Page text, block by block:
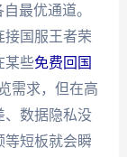
最优通道。
接国服王者荣
某些免费回国
需求，但在高
、数据隐私没
等短板就会瞬